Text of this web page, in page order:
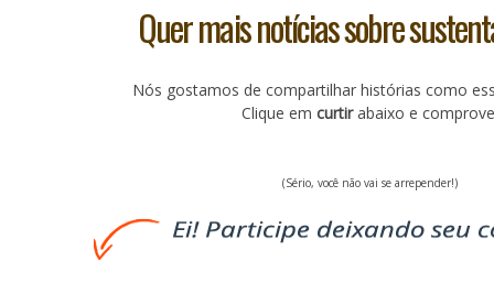
Quer mais notícias sobre
Nós gostamos de compartilhar histórias como
Clique em curtirabaixo e
(Sério, você não vai se arrepender!)